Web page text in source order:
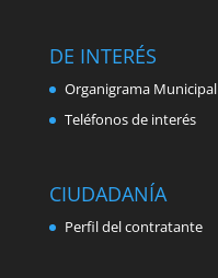
DE INTERÉS
Organigrama Municipal
Teléfonos de interés
CIUDADANÍA
Perfil del contratante